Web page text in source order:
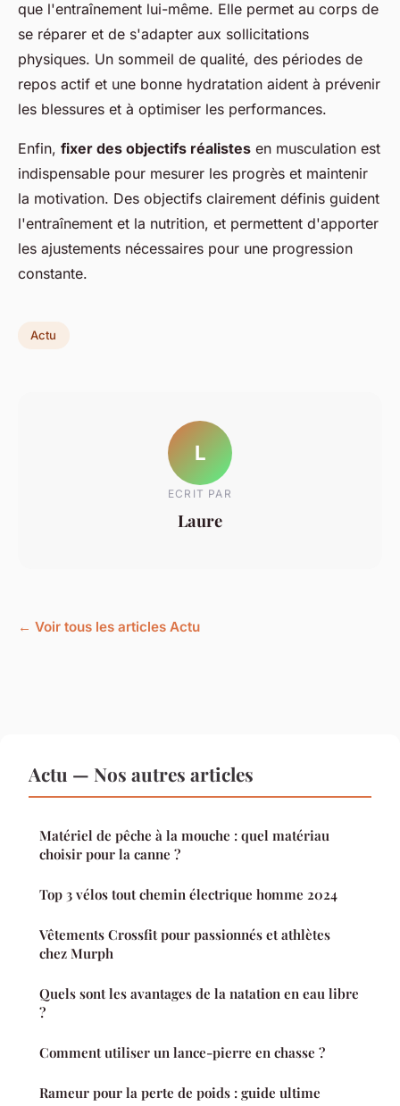
que l'entraînement lui-même. Elle permet au corps de
se réparer et de s'adapter aux sollicitations
physiques. Un sommeil de qualité, des périodes de
repos actif et une bonne hydratation aident à prévenir
les blessures et à optimiser les performances.
Enfin, fixer des objectifs réalistes en musculation est
indispensable pour mesurer les progrès et maintenir
la motivation. Des objectifs clairement définis guident
l'entraînement et la nutrition, et permettent d'apporter
les ajustements nécessaires pour une progression
constante.
Actu
L
ECRIT PAR
Laure
← Voir tous les articles Actu
Actu — Nos autres articles
Matériel de pêche à la mouche : quel matériau
choisir pour la canne ?
Top 3 vélos tout chemin électrique homme 2024
Vêtements Crossfit pour passionnés et athlètes
chez Murph
Quels sont les avantages de la natation en eau libre
?
Comment utiliser un lance-pierre en chasse ?
Rameur pour la perte de poids : guide ultime